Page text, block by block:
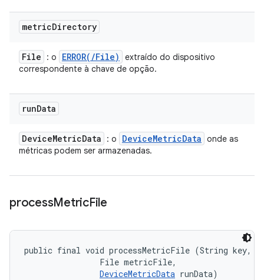
metricDirectory
File : o ERROR( /File)
extraído do dispositivo
correspondente à chave de opção.
runData
DeviceMetricData : o DeviceMetricData onde as
métricas podem ser armazenadas.
processMetricFile
public final void processMetricFile (String key,
                File metricFile,
DeviceMetricData runData)